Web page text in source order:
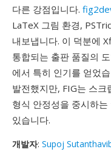
다른 강점입니다.
LaTeX 그림 환경,
내보냅니다. 이 덕분에
통합되는 출판 품질의
에서 특히 인기를 얻었
발전했지만, FIG는 스
형식 안정성을 중시하
있습니다.
개발자: Supoj